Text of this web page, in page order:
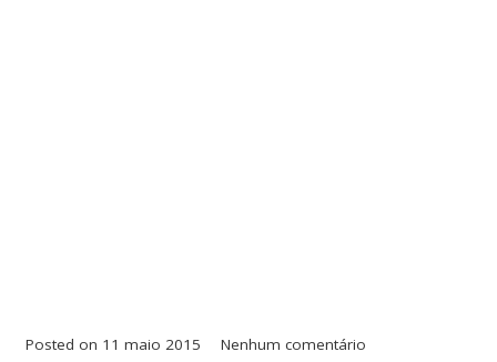
Posted on 11 maio 2015 Nenhum comentário